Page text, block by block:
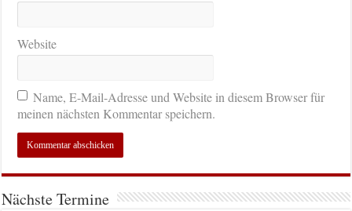
Website
Name, E-Mail-Adresse und Website in diesem Browser für
meinen nächsten Kommentar speichern.
Nächste Termine